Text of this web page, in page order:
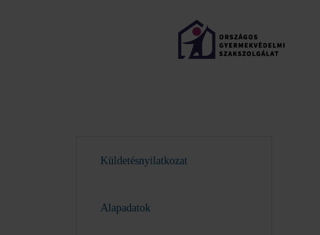
Küldetésnyilatkozat
Alapadatok